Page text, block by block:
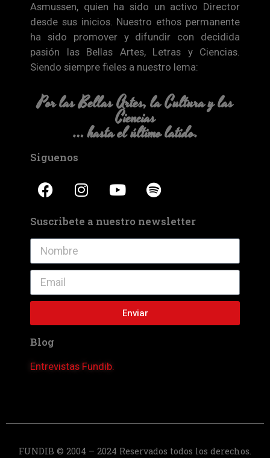
Asmussen, quien ha sido un activo Director
desde sus inicios. Nuestro ethos permanente
ha sido promover y difundir con decidida
pasión las Bellas Artes, Letras y Ciencias.
Siendo siempre fieles a nuestro lema:
Por las Bellas Artes, la Cultura y las
Ciencias
… hasta el último latido.
Siguenos
Suscribete a nuestro newsletter
Enviar
Blog
Entrevistas Fundib.
FUNDIB © 2004 – 2024 Reservados todos los derechos.